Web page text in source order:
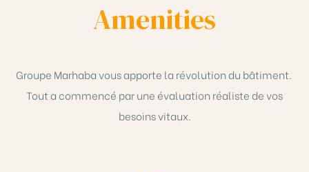
Amenities
Groupe Marhaba vous apporte la révolution du bâtiment.
Tout a commencé par une évaluation réaliste de vos
besoins vitaux.